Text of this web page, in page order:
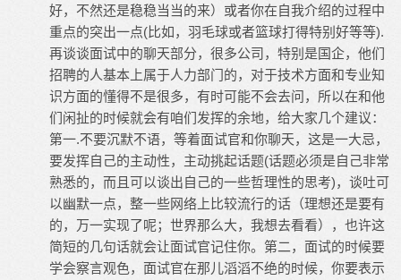
好，不然还是稳稳当当的来）或者你在自我介绍的过程中
重点的突出一点(比如，羽毛球或者篮球打得特别好等等).
再谈谈面试中的聊天部分，很多公司，特别是国企，他们
招聘的人基本上属于人力部门的，对于技术方面和专业知
识方面的懂得不是很多，有时可能不会去问，所以在和他
们闲扯的时候就会有咱们发挥的余地，给大家几个建议：
第一.不要沉默不语，等着面试官和你聊天，这是一大忌，
要发挥自己的主动性，主动挑起话题(话题必须是自己非常
熟悉的，而且可以谈出自己的一些哲理性的思考)，谈吐可
以幽默一点，整一些网络上比较流行的话（理想还是要有
的，万一实现了呢；世界那么大，我想去看看），也许这
简短的几句话就会让面试官记住你。第二，面试的时候要
学会察言观色，面试官在那儿滔滔不绝的时候，你要表示